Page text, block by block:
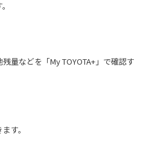
量などを「My TOYOTA+」で確認す
す。